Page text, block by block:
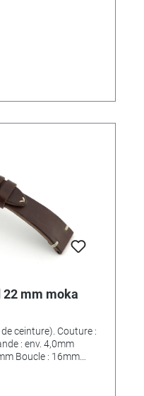
mm moka
ceinture). Couture :
: env. 4,0mm
Boucle : 16mm